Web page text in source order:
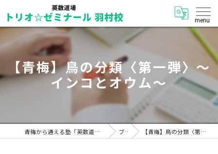
【青梅】鳥の分類〈第一弾〉～
インコとオウム～
青梅から通える塾「英数道場 トリオ☆ゼミナール 羽村校」 ブログ 【青梅】鳥の分類〈第一弾〉～インコとオウム～